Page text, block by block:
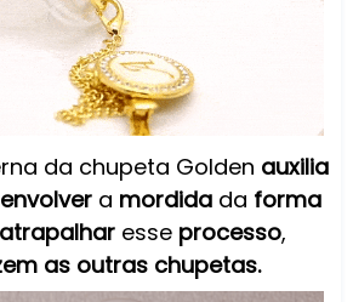
da chupeta Golden auxilia
a mordidada forma
atrapalhar esse processo,
as outras chupetas.